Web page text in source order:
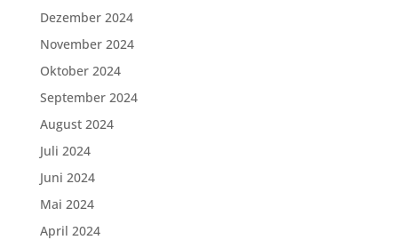
Dezember 2024
November 2024
Oktober 2024
September 2024
August 2024
Juli 2024
Juni 2024
Mai 2024
April 2024